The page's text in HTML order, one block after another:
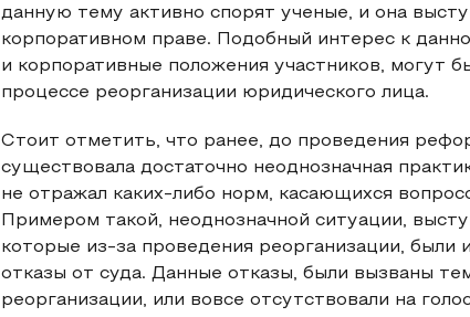
данную тему активно спорят ученые, и она
корпоративном праве. Подобный интерес к
и корпоративные положения участников, могут
процессе реорганизации юридического лица.
Стоит отметить, что ранее, до проведения
существовала достаточно неоднозначная
не отражал каких-либо норм, касающихся
Примером такой, неоднозначной ситуации,
которые из-за проведения реорганизации, были
отказы от суда. Данные отказы, были вызваны
реорганизации, или вовсе отсутствовали на